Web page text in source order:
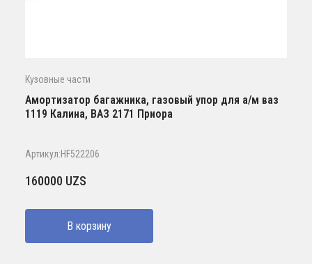
Кузовные части
Амортизатор багажника, газовый упор для а/м ваз
1119 Калина, ВАЗ 2171 Приора
Артикул:HF522206
160000 UZS
В корзину